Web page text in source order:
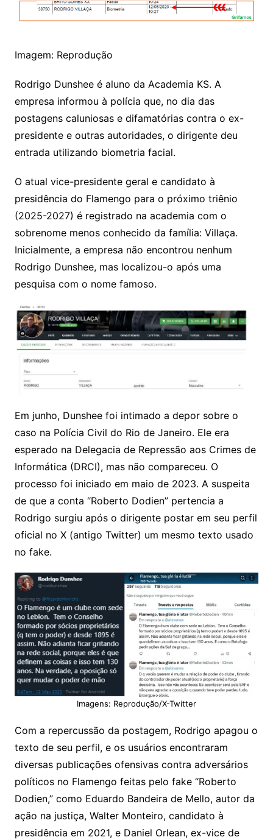
Imagem: Reprodução
Rodrigo Dunshee é aluno da Academia KS. A
empresa informou à polícia que, no dia das
postagens caluniosas e difamatórias contra o ex-
presidente e outras autoridades, o dirigente deu
entrada utilizando biometria facial.
O atual vice-presidente geral e candidato à
presidência do Flamengo para o próximo triênio
(2025-2027) é registrado na academia com o
sobrenome menos conhecido da família: Villaça.
Inicialmente, a empresa não encontrou nenhum
Rodrigo Dunshee, mas localizou-o após uma
pesquisa com o nome famoso.
Em junho, Dunshee foi intimado a depor sobre o
caso na Polícia Civil do Rio de Janeiro. Ele era
esperado na Delegacia de Repressão aos Crimes de
Informática (DRCI), mas não compareceu. O
processo foi iniciado em maio de 2023. A suspeita
de que a conta “Roberto Dodien” pertencia a
Rodrigo surgiu após o dirigente postar em seu perfil
oficial no X (antigo Twitter) um mesmo texto usado
no fake.
Imagens: Reprodução/X-Twitter
Com a repercussão da postagem, Rodrigo apagou o
texto de seu perfil, e os usuários encontraram
diversas publicações ofensivas contra adversários
políticos no Flamengo feitas pelo fake “Roberto
Dodien,” como Eduardo Bandeira de Mello, autor da
ação na justiça, Walter Monteiro, candidato à
presidência em 2021, e Daniel Orlean, ex-vice de